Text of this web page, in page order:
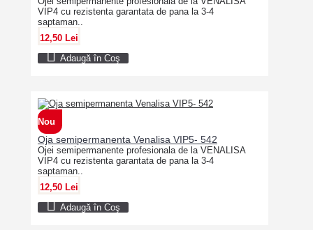
VIP4 cu rezistenta garantata de pana la 3-4
saptaman..
12,50 Lei
Adaugă în Coş
Nou
Oja semipermanenta Venalisa VIP5- 542
Ojei semipermanente profesionala de la VENALISA
VIP4 cu rezistenta garantata de pana la 3-4
saptaman..
12,50 Lei
Adaugă în Coş